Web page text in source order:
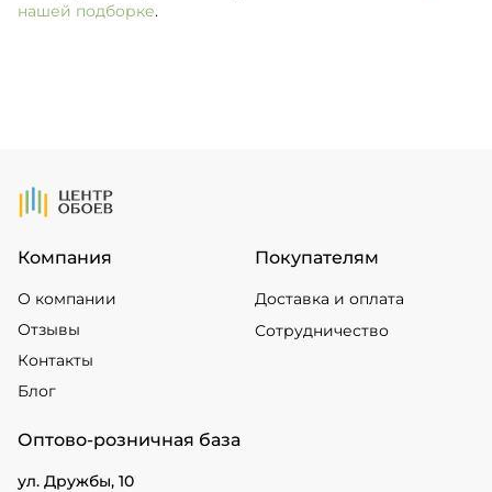
нашей подборке.
На Главную
Компания
О компании
Отзывы
Контакты
Блог
Покупателям
Доставка и оплата
Сотрудничество
Оптово-розничная база
ул. Дружбы, 10